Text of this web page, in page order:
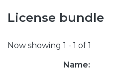
License bundle
Now showing 1 - 1 of 1
Name: